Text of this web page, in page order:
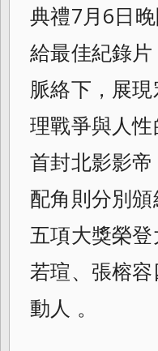
典禮7月6日
給最佳紀錄
脈絡下， 展
理戰爭與人
首封北影影
配角則分別
五項大獎榮登
若瑄、 張榕
動人 。